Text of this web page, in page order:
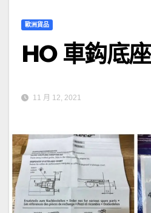
歐洲貨品
HO 車鈎底座
11 月 12, 2021